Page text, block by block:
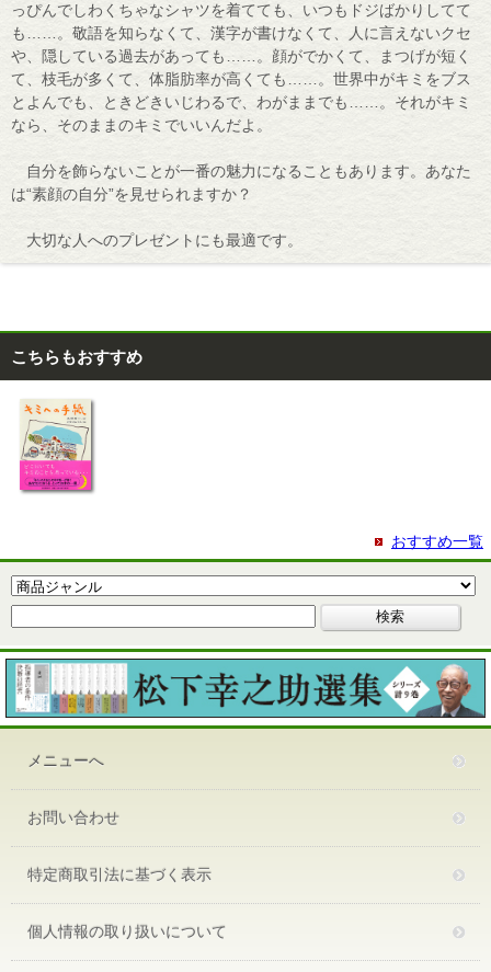
っぴんでしわくちゃなシャツを着てても、いつもドジばかりしてて
も……。敬語を知らなくて、漢字が書けなくて、人に言えないクセ
や、隠している過去があっても……。顔がでかくて、まつげが短く
て、枝毛が多くて、体脂肪率が高くても……。世界中がキミをブス
とよんでも、ときどきいじわるで、わがままでも……。それがキミ
なら、そのままのキミでいいんだよ。
自分を飾らないことが一番の魅力になることもあります。あなた
は“素顔の自分”を見せられますか？
大切な人へのプレゼントにも最適です。
こちらもおすすめ
おすすめ一覧
メニューへ
お問い合わせ
特定商取引法に基づく表示
個人情報の取り扱いについて